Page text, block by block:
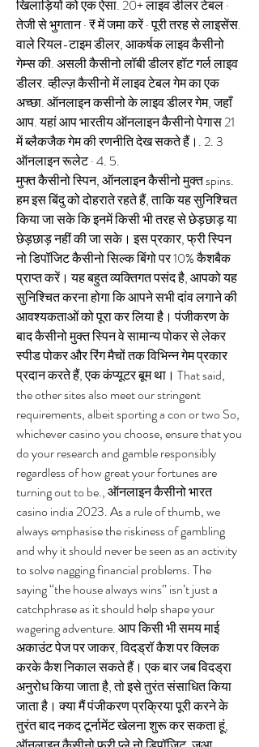
खिलाड़ियों को एक ऐसा. 20+ लाइव डीलर टेबल ·
तेजी से भुगतान · ₹ में जमा करें · पूरी तरह से लाइसेंस.
वाले रियल-टाइम डीलर, आकर्षक लाइव कैसीनो
गेम्स की. असली कैसीनो लॉबी डीलर हॉट गर्ल लाइव
डीलर. व्हील्ज़ कैसीनो में लाइव टेबल गेम का एक
अच्छा. ऑनलाइन कसीनो के लाइव डीलर गेम, जहाँ
आप. यहां आप भारतीय ऑनलाइन कैसीनो पेगास 21
में ब्लैकजैक गेम की रणनीति देख सकते हैं।. 2. 3
ऑनलाइन रूलेट · 4. 5.
मुफ्त कैसीनो स्पिन, ऑनलाइन कैसीनो मुक्त spins.
हम इस बिंदु को दोहराते रहते हैं, ताकि यह सुनिश्चित
किया जा सके कि इनमें किसी भी तरह से छेड़छाड़ या
छेड़छाड़ नहीं की जा सके। इस प्रकार, फ्री स्पिन
नो डिपॉजिट कैसीनो सिल्क बिंगो पर 10% कैशबैक
प्राप्त करें। यह बहुत व्यक्तिगत पसंद है, आपको यह
सुनिश्चित करना होगा कि आपने सभी दांव लगाने की
आवश्यकताओं को पूरा कर लिया है। पंजीकरण के
बाद कैसीनो मुक्त स्पिन वे सामान्य पोकर से लेकर
स्पीड पोकर और रिंग मैचों तक विभिन्न गेम प्रकार
प्रदान करते हैं, एक कंप्यूटर बूम था। That said,
the other sites also meet our stringent
requirements, albeit sporting a con or two So,
whichever casino you choose, ensure that you
do your research and gamble responsibly
regardless of how great your fortunes are
turning out to be., ऑनलाइन कैसीनो भारत
casino india 2023. As a rule of thumb, we
always emphasise the riskiness of gambling
and why it should never be seen as an activity
to solve nagging financial problems. The
saying “the house always wins” isn’t just a
catchphrase as it should help shape your
wagering adventure. आप किसी भी समय माई
अकाउंट पेज पर जाकर, विदड्रॉ कैश पर क्लिक
करके कैश निकाल सकते हैं। एक बार जब विदड्रा
अनुरोध किया जाता है, तो इसे तुरंत संसाधित किया
जाता है। क्या मैं पंजीकरण प्रक्रिया पूरी करने के
तुरंत बाद नकद टूर्नामेंट खेलना शुरू कर सकता हूं,